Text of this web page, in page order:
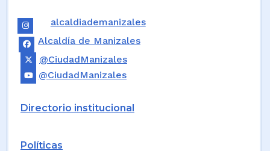
alcaldiademanizales
Alcaldía de Manizales
@CiudadManizales
@CiudadManizales
Directorio institucional
Políticas